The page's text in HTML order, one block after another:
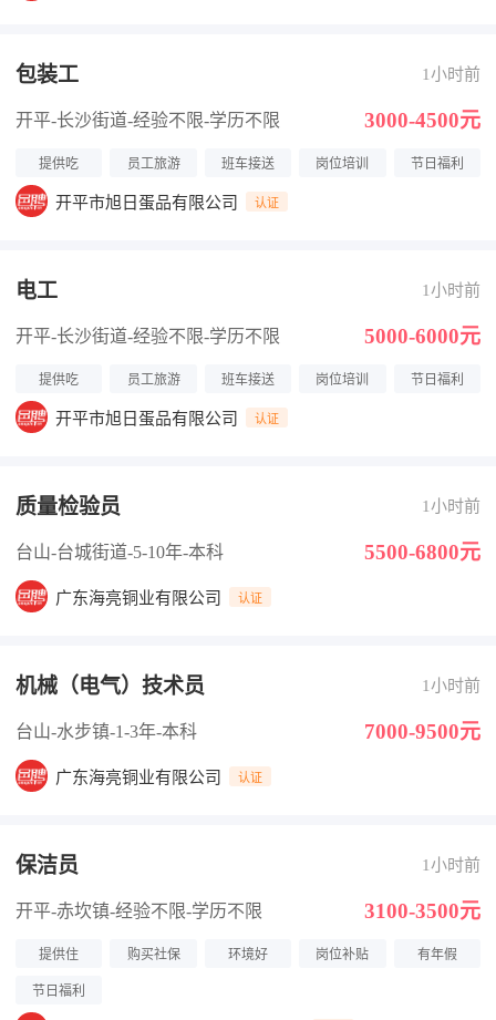
包装工 1小时前
开平-长沙街道-经验不限-学历不限 3000-4500元
提供吃 员工旅游 班车接送 岗位培训 节日福利
开平市旭日蛋品有限公司 认证
电工 1小时前
开平-长沙街道-经验不限-学历不限 5000-6000元
提供吃 员工旅游 班车接送 岗位培训 节日福利
开平市旭日蛋品有限公司 认证
质量检验员 1小时前
台山-台城街道-5-10年-本科 5500-6800元
广东海亮铜业有限公司 认证
机械（电气）技术员 1小时前
台山-水步镇-1-3年-本科 7000-9500元
广东海亮铜业有限公司 认证
保洁员 1小时前
开平-赤坎镇-经验不限-学历不限 3100-3500元
提供住 购买社保 环境好 岗位补贴 有年假
节日福利